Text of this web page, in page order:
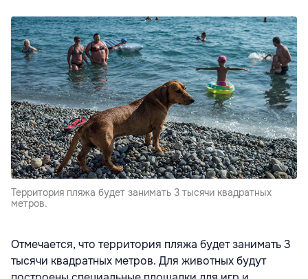
Территория пляжа будет занимать 3 тысячи квадратных
метров.
Отмечается, что территория пляжа будет занимать 3
тысячи квадратных метров. Для животных будут